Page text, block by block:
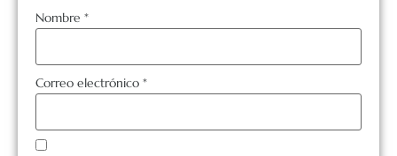
Nombre *
Correo electrónico *